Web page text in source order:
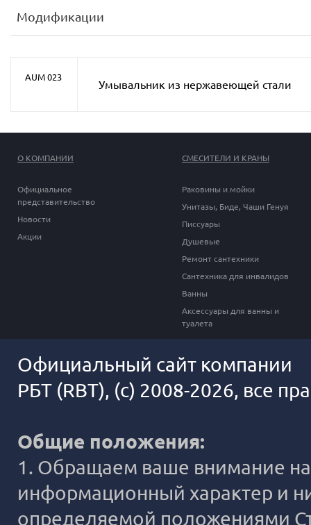
Модификации
AUM 023
Умывальник из нержавеющей стали
О КОМПАНИИ
Официальное
представительство
Новости
Акции
СМЕСИТЕЛИ И КРАНЫ
Раковины и мойки
Унитазы, Биде, Чаши Генуя
Писсуары
Душевые
Ремонт сантехники
Сантехника для инвалидов
Ванны
Аксессуары для ванны и
туалета
Официальный сайт компании
РБТ (RBT), (c) 2008-2026, все
Общие положения:
1. Обращаем ваше внимание на
информационный характер и
определяемой положениями